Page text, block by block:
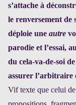
s’attache à
le renversement de
déploie une autre
parodie et l’essai,
du cela-va-de-soi
assurer l’arbitraire
Vif texte que celui